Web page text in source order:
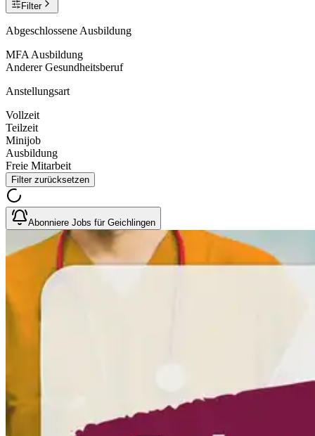
Filter
Abgeschlossene Ausbildung
MFA Ausbildung
Anderer Gesundheitsberuf
Anstellungsart
Vollzeit
Teilzeit
Minijob
Ausbildung
Freie Mitarbeit
Filter zurücksetzen
Abonniere Jobs für Geichlingen